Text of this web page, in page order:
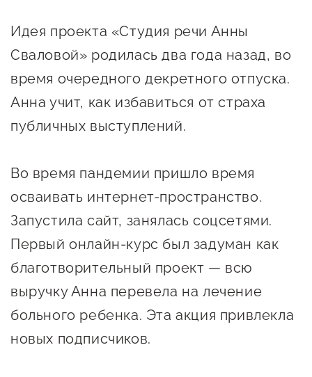
Финансовая поддержка
Меры поддержки в условиях
внешнего санкционного
давления
Центр информационно-
консультационного
сопровождения
Поддержка центра
Онлайн-витрина
Истории успеха
Центр образовательных
программ и молодежного
предпринимательства
О центре
Центр инноваций
Идея проекта «Студия речи Анны
Сваловой» родилась два года назад, во
время очередного декретного отпуска.
Анна учит, как избавиться от страха
публичных выступлений.
Во время пандемии пришло время
осваивать интернет-пространство.
Запустила сайт, занялась соцсетями.
Первый онлайн-курс был задуман как
благотворительный проект — всю
выручку Анна перевела на лечение
больного ребенка. Эта акция привлекла
новых подписчиков.